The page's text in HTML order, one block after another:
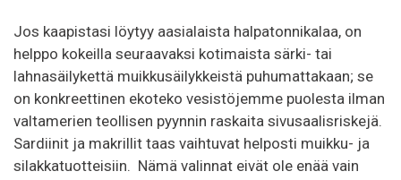
Jos kaapistasi löytyy aasialaista halpatonnikalaa, on
helppo kokeilla seuraavaksi kotimaista särki- tai
lahnasäilykettä muikkusäilykkeistä puhumattakaan; se
on konkreettinen ekoteko vesistöjemme puolesta ilman
valtamerien teollisen pyynnin raskaita sivusaalisriskejä.
Sardiinit ja makrillit taas vaihtuvat helposti muikku- ja
silakkatuotteisiin. Nämä valinnat eivät ole enää vain